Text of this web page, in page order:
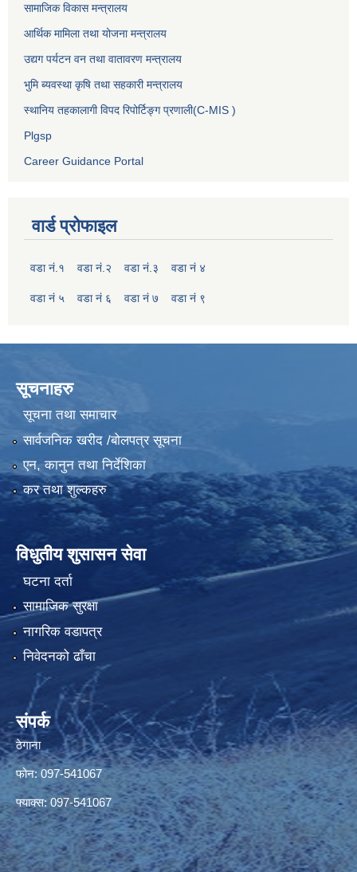
सामाजिक विकास मन्त्रालय
आर्थिक मामिला तथा योजना मन्त्रालय
उद्यग पर्यटन वन तथा वातावरण मन्त्रालय
भुमि ब्यवस्था कृषि तथा सहकारी मन्त्रालय
स्थानिय तहकालागी विपद रिपोर्टिङ्ग प्रणाली(C-MIS )
Plgsp
Career Guidance Portal
वार्ड प्रोफाइल
वडा नं.१ वडा नं.२ वडा नं.३ वडा नं ४
वडा नं ५ वडा नं ६ वडा नं ७ वडा नं ९
सूचनाहरु
सूचना तथा समाचार
सार्वजनिक खरीद /बोलपत्र सूचना
एन, कानुन तथा निर्देशिका
कर तथा शुल्कहरु
विधुतीय शुसासन सेवा
घटना दर्ता
सामाजिक सुरक्षा
नागरिक वडापत्र
निवेदनको ढाँचा
संपर्क
ठेगाना
फोन: 097-541067
फ्याक्स: 097-541067